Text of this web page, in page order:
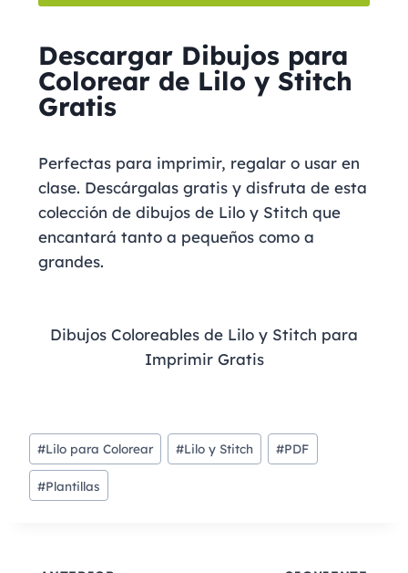
Descargar Dibujos para
Colorear de Lilo y Stitch
Gratis
Perfectas para imprimir, regalar o usar en
clase. Descárgalas gratis y disfruta de esta
colección de dibujos de Lilo y Stitch que
encantará tanto a pequeños como a
grandes.
Dibujos Coloreables de Lilo y Stitch para
Imprimir Gratis
#Lilo para Colorear #Lilo y Stitch #PDF
#Plantillas